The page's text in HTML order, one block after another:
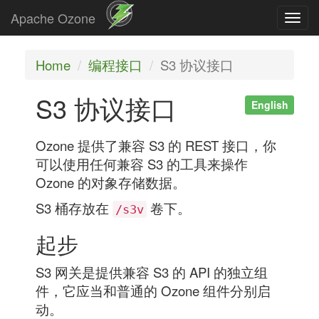
Apache Ozone
Home 编程接口 S3 协议接口
English
S3 协议接口
Ozone 提供了兼容 S3 的 REST 接口，你
可以使用任何兼容 S3 的工具来操作
Ozone 的对象存储数据。
S3 桶存放在 /s3v 卷下。
起步
S3 网关是提供兼容 S3 的 API 的独立组
件，它应当和普通的 Ozone 组件分别启
动。